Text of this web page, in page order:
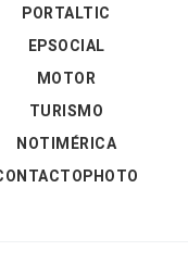
PORTALTIC
EPSOCIAL
MOTOR
TURISMO
NOTIMÉRICA